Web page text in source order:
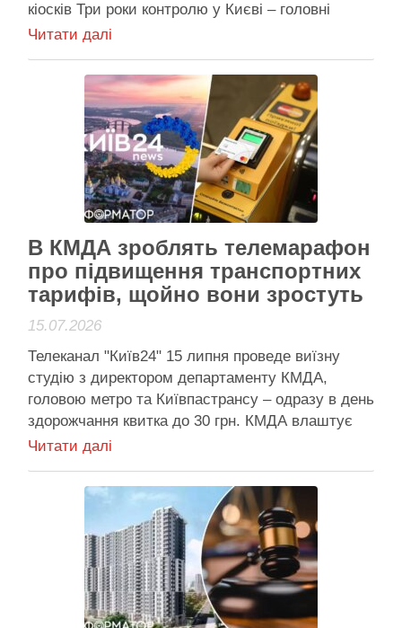
кіосків Три роки контролю у Києві – головні
цифри Столичні інспектори за три роки винесли
паркування, знесли 4,2 тисячі незаконних
споруд і перерахували до міської скарбниці
понад 620 …
Читати далі
Активісти району
В КМДА зроблять телемарафон
про підвищення транспортних
тарифів, щойно вони зростуть
15.07.2026
Телеканал "Київ24" 15 липня проведе виїзну
студію з директором департаменту КМДА,
головою метро та Київпастрансу – одразу в день
здорожчання квитка до 30 грн. КМДА влаштує
власний телемарафон про нові тарифи 15 липня
у київському комунальному транспорті
подорожчає з 8 …
Читати далі
Активісти району